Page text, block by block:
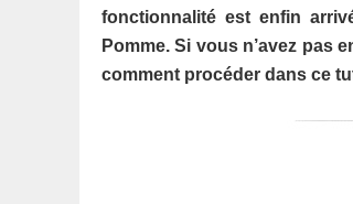
fonctionnalité est enfin
Pomme. Si vous n’avez pas
comment procéder dans ce